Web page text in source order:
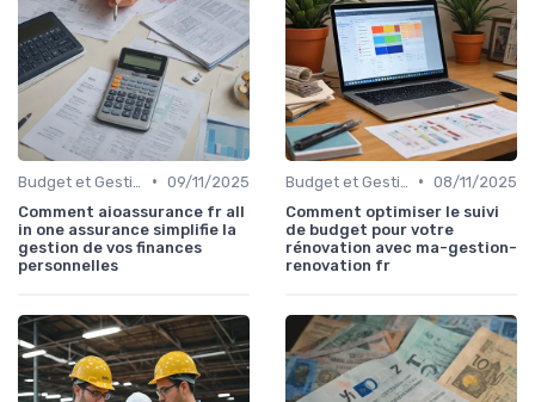
• 09/11/2025
Comment aioassurance fr all
in one assurance simplifie la
gestion de vos finances
personnelles
• 08/11/2025
Comment optimiser le suivi
de budget pour votre
rénovation avec ma-gestion-
renovation fr